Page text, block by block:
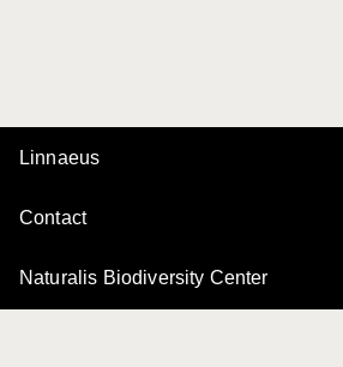
Linnaeus
Contact
Naturalis Biodiversity Center